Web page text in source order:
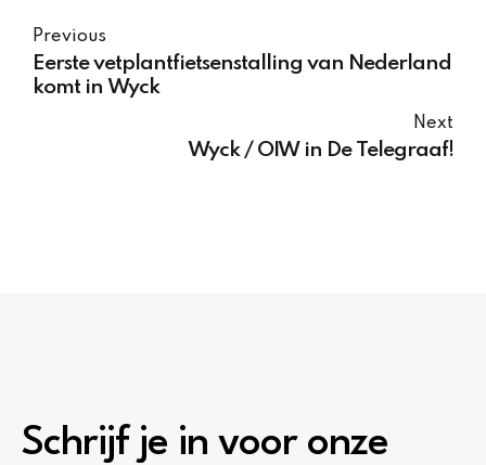
Previous
Eerste vetplantfietsenstalling van Nederland
komt in Wyck
Next
Wyck / OIW in De Telegraaf!
Schrijf je in voor onze